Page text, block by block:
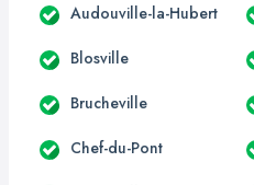
Audouville-la-Hubert
Blosville
Brucheville
Chef-du-Pont